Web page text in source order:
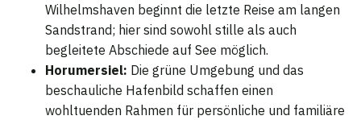
Wilhelmshaven beginnt die letzte Reise am langen
Sandstrand; hier sind sowohl stille als auch
begleitete Abschiede auf See möglich.
Horumersiel: Die grüne Umgebung und das
beschauliche Hafenbild schaffen einen
wohltuenden Rahmen für persönliche und familiäre